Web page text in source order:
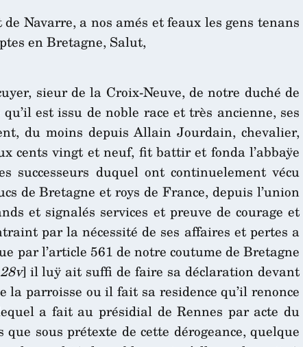
Navarre, a nos amés et feaux les gens tenans
en Bretagne, Salut,
sieur de la Croix-Neuve, de notre duché de
est issu de noble race et très ancienne, ses
du moins depuis Allain Jourdain, chevalier,
cents vingt et neuf, fit battir et fonda l’abbaÿe
successeurs duquel ont continuelement vécu
de Bretagne et roys de France, depuis l’union
et signalés services et preuve de courage et
par la nécessité de ses affaires et pertes a
par l’article 561 de notre coutume de Bretagne
] il luÿ ait suffi de faire sa déclaration devant
parroisse ou il fait sa residence qu’il renonce
a fait au présidial de Rennes par acte du
sous prétexte de cette dérogeance, quelque